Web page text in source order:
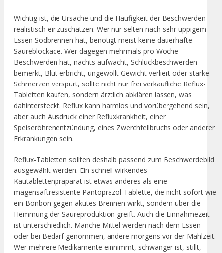
Wichtig ist, die Ursache und die Häufigkeit der Beschwerden
realistisch einzuschätzen. Wer nur selten nach sehr üppigem
Essen Sodbrennen hat, benötigt meist keine dauerhafte
Säureblockade. Wer dagegen mehrmals pro Woche
Beschwerden hat, nachts aufwacht, Schluckbeschwerden
bemerkt, Blut erbricht, ungewollt Gewicht verliert oder starke
Schmerzen verspürt, sollte nicht nur frei verkäufliche Reflux-
Tabletten kaufen, sondern ärztlich abklären lassen, was
dahintersteckt. Reflux kann harmlos und vorübergehend sein,
aber auch Ausdruck einer Refluxkrankheit, einer
Speiseröhrenentzündung, eines Zwerchfellbruchs oder anderer
Erkrankungen sein.
Reflux-Tabletten sollten deshalb passend zum Beschwerdebild
ausgewählt werden. Ein schnell wirkendes
Kautablettenpräparat ist etwas anderes als eine
magensaftresistente Pantoprazol-Tablette, die nicht sofort wie
ein Bonbon gegen akutes Brennen wirkt, sondern über die
Hemmung der Säureproduktion greift. Auch die Einnahmezeit
ist unterschiedlich. Manche Mittel werden nach dem Essen
oder bei Bedarf genommen, andere morgens vor der Mahlzeit.
Wer mehrere Medikamente einnimmt, schwanger ist, stillt,